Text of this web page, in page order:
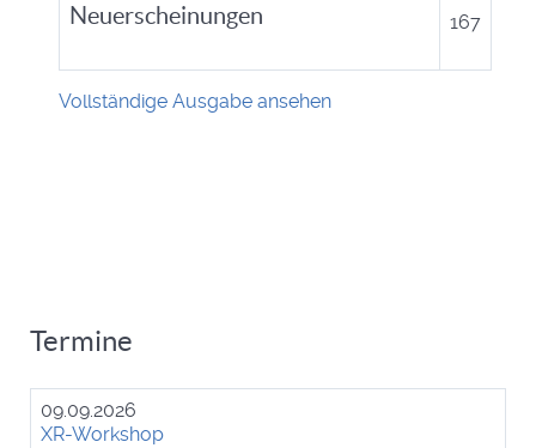
Neuerscheinungen 167
Vollständige Ausgabe ansehen
Termine
09.09.2026
XR-Workshop